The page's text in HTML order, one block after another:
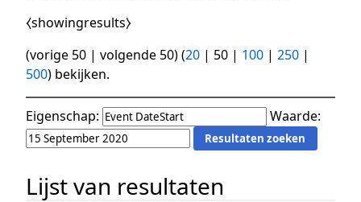
⧼showingresults⧽
(vorige 50 | volgende 50) (20 | 50 | 100 | 250 |
500) bekijken.
Eigenschap: Waarde:
Lijst van resultaten